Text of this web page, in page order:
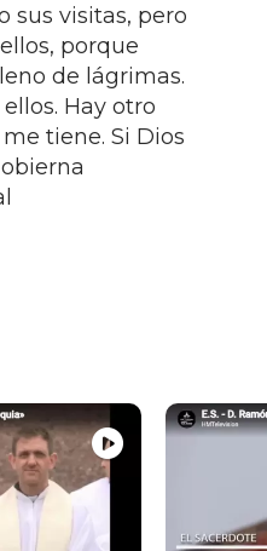
sus visitas, pero
porque
de lágrimas.
Hay otro
tiene. Si Dios